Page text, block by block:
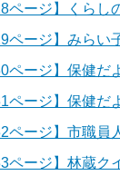
ページ】くら
ページ】みらい
ページ】保健
ページ】保健
ページ】市職員
ページ】林蔵ク